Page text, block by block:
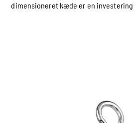
dimensioneret kæde er en investering